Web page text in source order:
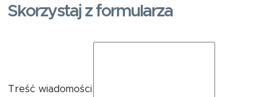
Skorzystaj z formularza
Treść wiadomości